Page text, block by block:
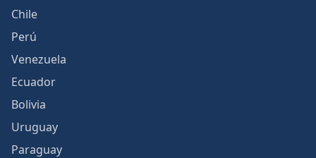
Chile
Perú
Venezuela
Ecuador
Bolivia
Uruguay
Paraguay